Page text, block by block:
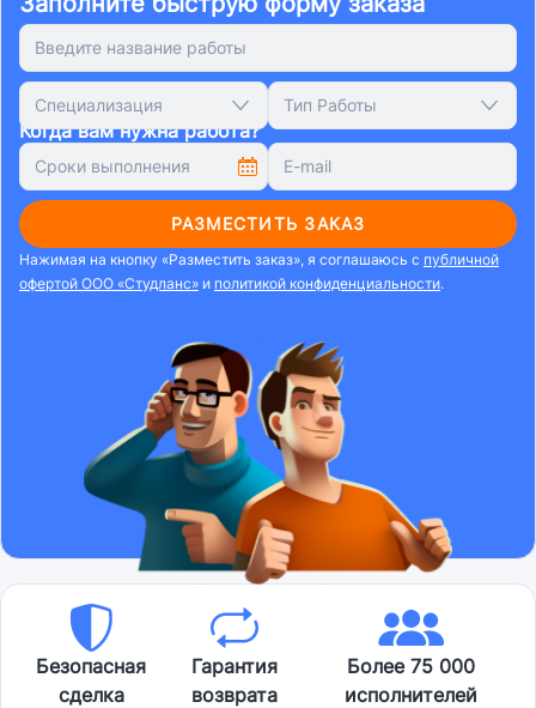
Специализация Тип Работы
Когда вам нужна работа?
РАЗМЕСТИТЬ ЗАКАЗ
Нажимая на кнопку «Разместить заказ», я соглашаюсь с публичной
офертой ООО «Студланс» и политикой конфиденциальности.
Безопасная
сделка
Гарантия
возврата
Более 75 000
исполнителей